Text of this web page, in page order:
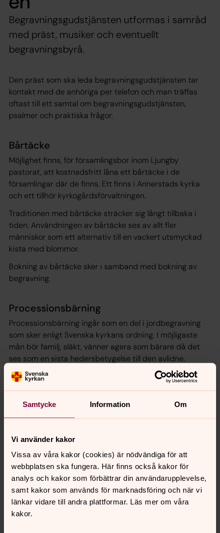
Samtycke Information Om
Vi använder kakor
Vissa av våra kakor (cookies) är nödvändiga för att
webbplatsen ska fungera. Här finns också kakor för
analys och kakor som förbättrar din användarupplevelse,
samt kakor som används för marknadsföring och när vi
länkar vidare till andra plattformar. Läs mer om våra
kakor.
Begravningsgudstjänsten utformas i samråd
med präst, musiker och eventuellt
begravningsbyrå.
Den präst som ska leda begravningsgudstjänsten tar
kontakt med de anhöriga per telefon och man träffas
oftast till ett samtal om begravningsgudstjänsten,
psalmer och praktiska frågor.
Bårtäcke
Möjlighet finns, för församlingsbor inom Ljungby
pastorat, att kostnadsfritt låna ett bårtäcke i de
församlingar där de finns. Ett finns i Annerstads kyrka
och ett tillhör kyrkogårdsförvaltningen.
Traditionen med bårtäcke sträcker sig långt tillbaka i
tiden. Användningen av bårtäcke ses av allt fler
människor som ett alternativ till en vackert utsmyckad
kista med blommor.
Bokning av bårtäcke sker i samband med bokning av
begravning.
Processionsbärning
Processionsbärning ingår som en del i jordbegravning
som sker enligt Svenska kyrkans ordning. I möjligaste
mån bör familj, släkt, vänner agera som bärare då det
ses som en sista hedersbetygelse till den avlidne.
Finns ingen möjlighet till detta tillhandahåller Svenska
kyrkan ett bärarlag som ställer upp och bär kistan vid
jordbegravning.
Vid minnesstund finns möjlighet att hyra något av våra
församlingshem.
Läs mer om lokaler